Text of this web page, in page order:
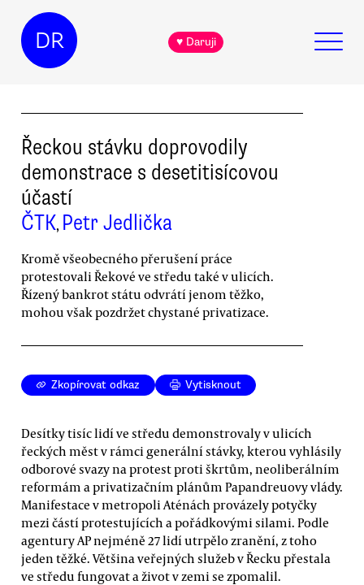
DR ♥ Daruji
Řeckou stávku doprovodily
demonstrace s desetitisícovou
účastí
ČTK, Petr Jedlička
Kromě všeobecného přerušení práce
protestovali Řekové ve středu také v ulicích.
Řízený bankrot státu odvrátí jenom těžko,
mohou však pozdržet chystané privatizace.
Zkopírovat odkaz Vytisknout
Desítky tisíc lidí ve středu demonstrovaly v ulicích
řeckých měst v rámci generální stávky, kterou vyhlásily
odborové svazy na protest proti škrtům, neoliberálním
reformám a privatizačním plánům Papandreuovy vlády.
Manifestace v metropoli Aténách provázely potyčky
mezi částí protestujících a pořádkovými silami. Podle
agentury AP nejméně 27 lidí utrpělo zranění, z toho
jeden těžké. Většina veřejných služeb v Řecku přestala
ve středu fungovat a život v zemi se zpomalil.